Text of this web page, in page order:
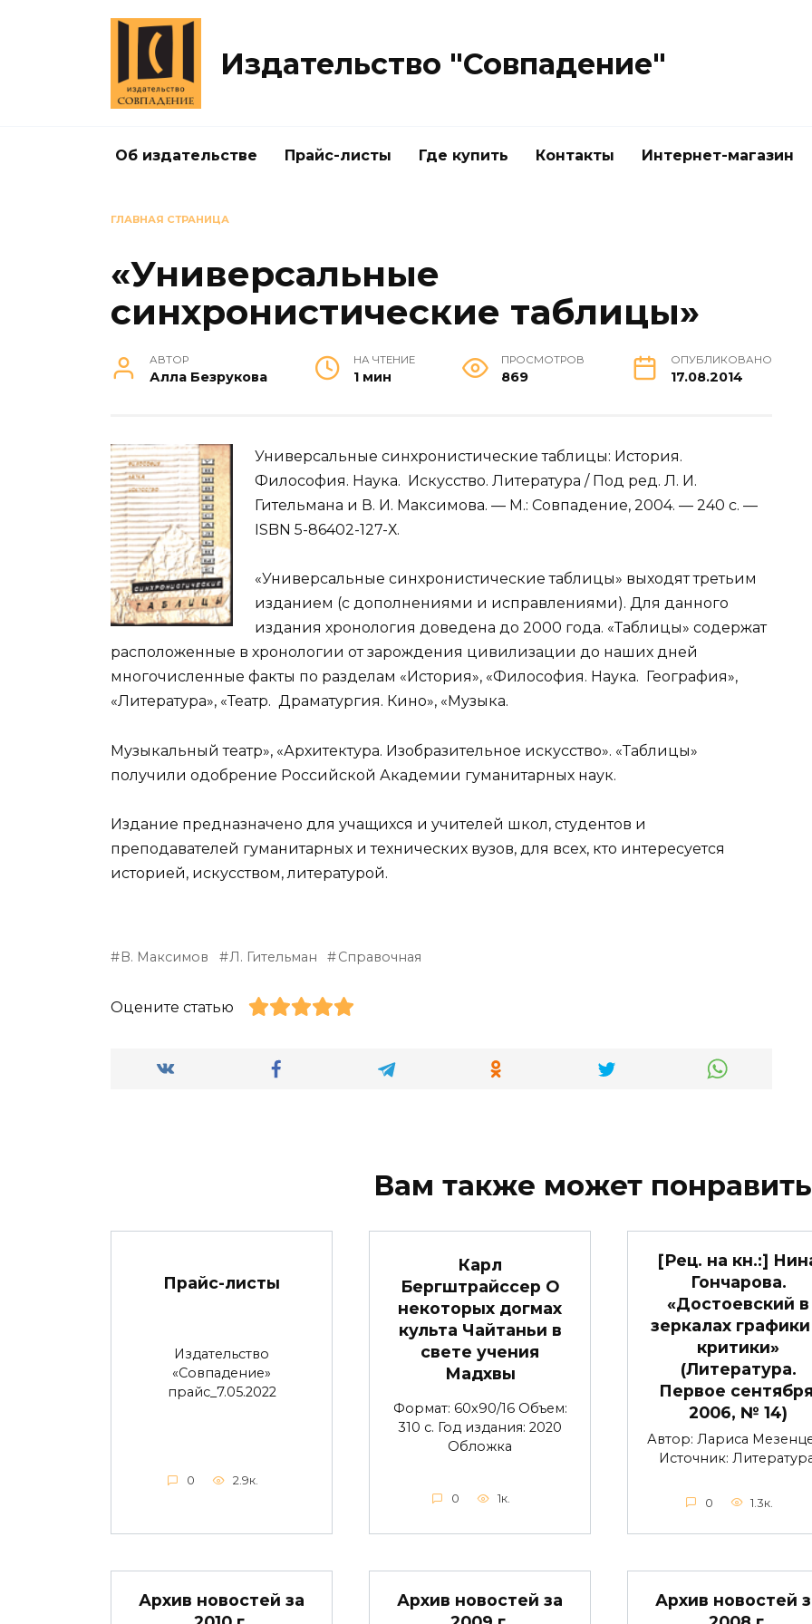
Издательство "Совпадение"
Об издательстве Прайс-листы Где купить Контакты Интернет-магазин
ГЛАВНАЯ СТРАНИЦА
«Универсальные
синхронистические таблицы»
АВТОР
Алла Безрукова
НА ЧТЕНИЕ
1 мин
ПРОСМОТРОВ
869
ОПУБЛИКОВАНО
17.08.2014
Универсальные синхронистические таблицы: История.
Философия. Наука. Искусство. Литература / Под ред. Л. И.
Гительмана и В. И. Максимова. — М.: Совпадение, 2004. — 240 с. —
ISBN 5-86402-127-Х.
«Универсальные синхронистические таблицы» выходят третьим
изданием (с дополнениями и исправлениями). Для данного
издания хронология доведена до 2000 года. «Таблицы» содержат
расположенные в хронологии от зарождения цивилизации до наших дней
многочисленные факты по разделам «История», «Философия. Наука. География»,
«Литература», «Театр. Драматургия. Кино», «Музыка.
Музыкальный театр», «Архитектура. Изобразительное искусство». «Таблицы»
получили одобрение Российской Академии гуманитарных наук.
Издание предназначено для учащихся и учителей школ, студентов и
преподавателей гуманитарных и технических вузов, для всех, кто интересуется
историей, искусством, литературой.
В. Максимов Л. Гительман Справочная
Оцените статью
Вам также может
Прайс-листы
Издательство
«Совпадение»
прайс_7.05.2022
0 2.9к.
Карл
Бергштрайссер О
некоторых догмах
культа Чайтаньи в
свете учения
Мадхвы
Формат: 60х90/16 Объем:
310 с. Год издания: 2020
Обложка
0 1к.
[Рец. на кн.:]
Гончарова.
«Достоевский в
зеркалах
критики»
(Литература.
Первое
2006, № 14)
Автор: Лариса
Источник:
0 1.3к.
Архив новостей за
Архив новостей за
Архив новостей